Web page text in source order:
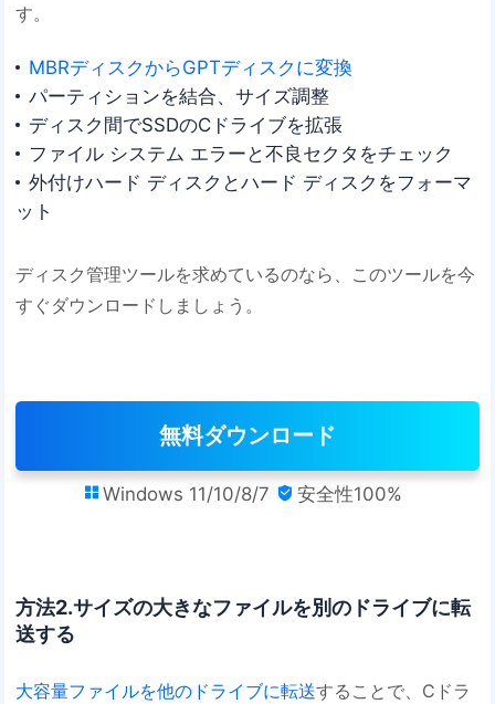
す。
MBRディスクからGPTディスクに変換
パーティションを結合、サイズ調整
ディスク間でSSDのCドライブを拡張
ファイル システム エラーと不良セクタをチェック
外付けハード ディスクとハード ディスクをフォーマ
ット
ディスク管理ツールを求めているのなら、このツールを今
すぐダウンロードしましょう。
無料ダウンロード
 Windows 11/10/8/7  安全性100%
方法2.サイズの大きなファイルを別のドライブに転
送する
大容量ファイルを他のドライブに転送することで、Cドラ